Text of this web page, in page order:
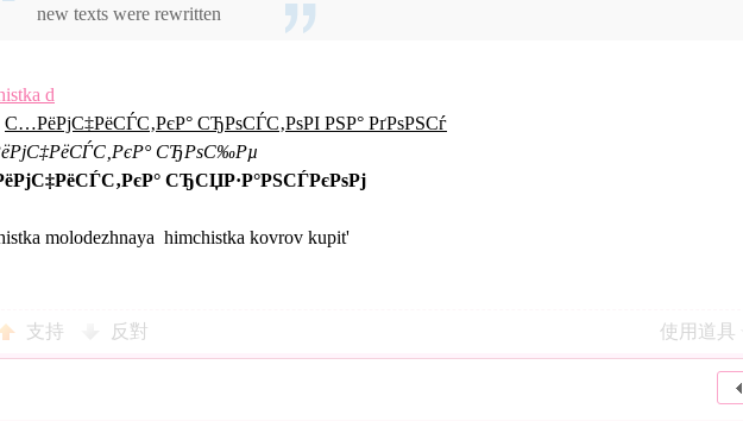
new texts were rewritten
d
С…РёРјС‡РёСЃС‚РєР° СЂРѕСЃС‚РѕРІ РЅР° РґРѕРЅСѓ
СЂРѕС‰Рµ
СЂСЏР·Р°РЅСЃРєРѕРј
molodezhnaya himchistka kovrov kupit'
支持 反對 使用道具